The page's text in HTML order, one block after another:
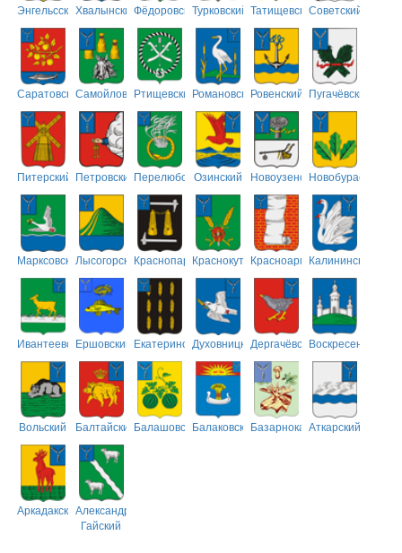
ЭнгельсскийХвалынскийФёдоровскийТурковский ТатищевскийСоветский
СаратовскийСамойловскийРтищевскийРомановскийРовенский Пугачёвский
Питерский ПетровскийПерелюбскийОзинский НовоузенскийНовобурасский
МарксовскийЛысогорскийКраснопартизанский
КраснокутскийКрасноармейский
Калининский
ИвантеевскийЕршовский ЕкатериновскийДуховницкийДергачёвскийВоскресенский
Вольский БалтайскийБалашовскийБалаковскийБазарнокарабулакский
Аткарский
АркадакскийАлександрово-
Гайский